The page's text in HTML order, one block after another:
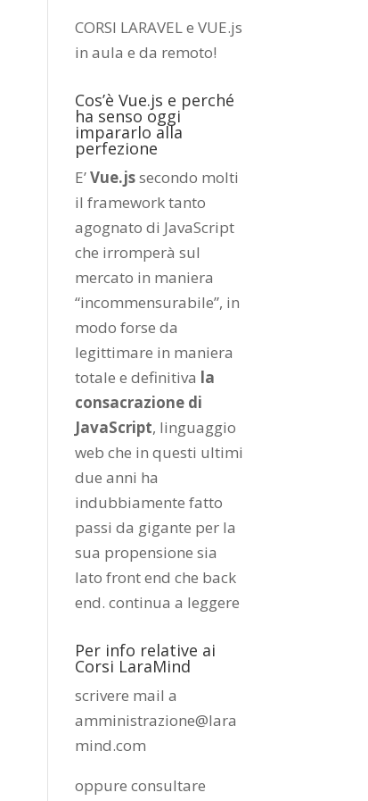
CORSI LARAVEL e VUE.js
in aula e da remoto!
Cos’è Vue.js e perché
ha senso oggi
impararlo alla
perfezione
E’Vue.jssecondo molti
il framework tanto
agognato di JavaScript
che irromperà sul
mercato in maniera
“incommensurabile”, in
modo forse da
legittimare in maniera
totale e definitiva la
consacrazione di
JavaScript, linguaggio
web che in questi ultimi
due anni ha
indubbiamente fatto
passi da gigante per la
sua propensione sia
lato front end che back
end.continua a leggere
Per info relative ai
Corsi LaraMind
scrivere mail a
amministrazione@lara
mind.com
oppure consultare